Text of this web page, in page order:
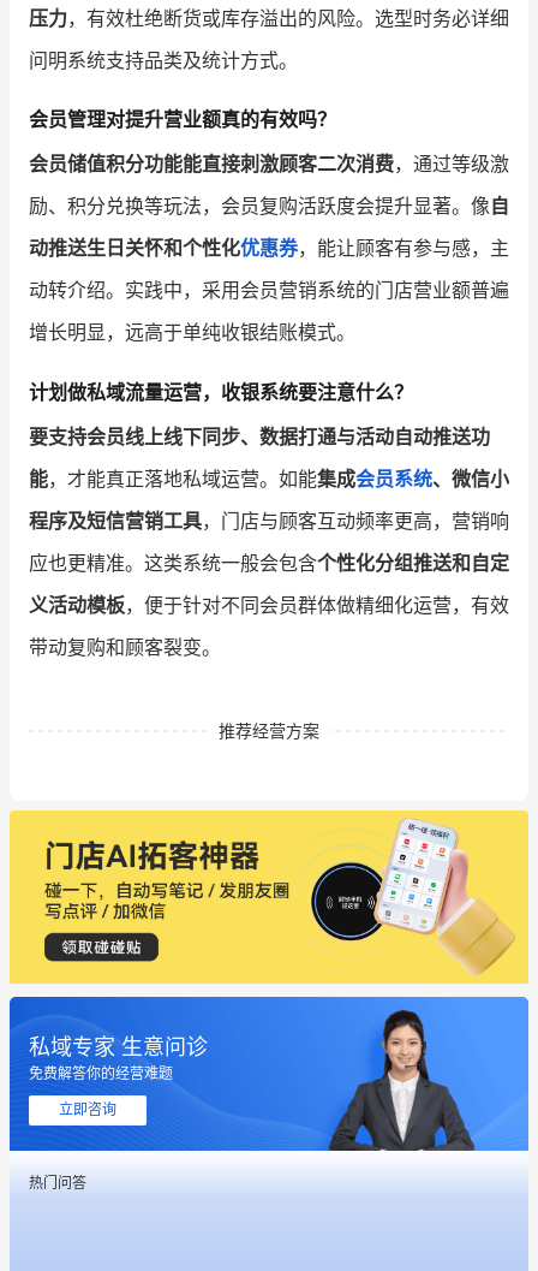
压力，有效杜绝断货或库存溢出的风险。选型时务必详细
问明系统支持品类及统计方式。
会员管理对提升营业额真的有效吗？
会员储值积分功能能直接刺激顾客二次消费，通过等级激
励、积分兑换等玩法，会员复购活跃度会提升显著。像自
动推送生日关怀和个性化优惠券，能让顾客有参与感，主
动转介绍。实践中，采用会员营销系统的门店营业额普遍
增长明显，远高于单纯收银结账模式。
计划做私域流量运营，收银系统要注意什么？
要支持会员线上线下同步、数据打通与活动自动推送功
能，才能真正落地私域运营。如能集成会员系统、微信小
程序及短信营销工具，门店与顾客互动频率更高，营销响
应也更精准。这类系统一般会包含个性化分组推送和自定
义活动模板，便于针对不同会员群体做精细化运营，有效
带动复购和顾客裂变。
推荐经营方案
私域专家 生意问诊
免费解答你的经营难题
立即咨询
热门问答